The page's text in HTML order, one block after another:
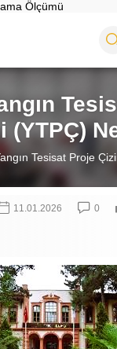
Ölçümü
(YTPÇ)
Tesisat Proje
11.01.2026 0